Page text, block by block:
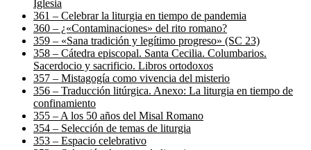
Iglesia
361 – Celebrar la liturgia en tiempo de pandemia
360 – ¿«Contaminaciones» del rito romano?
359 – «Sana tradición y legítimo progreso» (SC 23)
358 – Cátedra episcopal. Santa Cecilia. Columbarios.
Sacerdocio y sacrificio. Libros ortodoxos
357 – Mistagogía como vivencia del misterio
356 – Traducción litúrgica. Anexo: La liturgia en tiempo de
confinamiento
355 – A los 50 años del Misal Romano
354 – Selección de temas de liturgia
353 – Espacio celebrativo